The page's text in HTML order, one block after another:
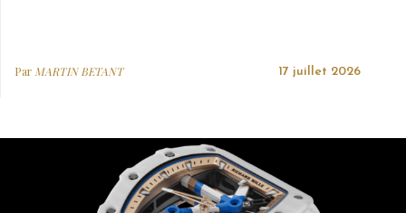
Par MARTIN BETANT 17 juillet 2026